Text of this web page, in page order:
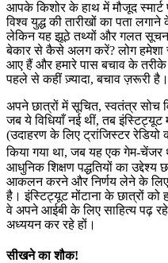
आपके किशोर के हाथ में मौजूद स्मार्ट
विश्व युद्ध की तारीखों का पता
लेकिन यह झूठे तथ्यों और गलत
बेकार से कैसे अलग करें? लोग हमेशा
आए हैं और हमारे पास बचाव के तरीके
पहले से कहीं ज़्यादा, बचाव ज़रूरी है।
अपने छात्रों में सूचित, स्वतंत्र सोच
जब ये विधियाँ नई थीं, तब
(उदाहरण के लिए ट्रांजिस्टर
किया गया था, जब यह एक गेम-चेंजर
आधुनिक शिक्षण पद्धतियों का
आकलन करने और निर्णय लेने के लिए
है। इंस्टिट्यूट मोंटाना के छात्रों को
वे अपने आईबी के लिए साहित्य पढ़
अध्ययन कर रहे हों।
सीखने का शौक!